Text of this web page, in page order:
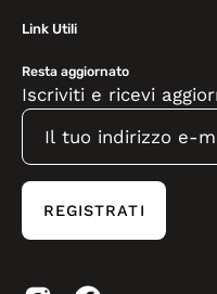
Link Utili
Resta aggiornato
Iscriviti e ricevi
REGISTRATI